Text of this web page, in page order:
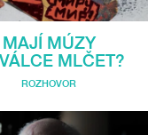
MAJÍ MÚZY
MLČET?
ROZHOVOR